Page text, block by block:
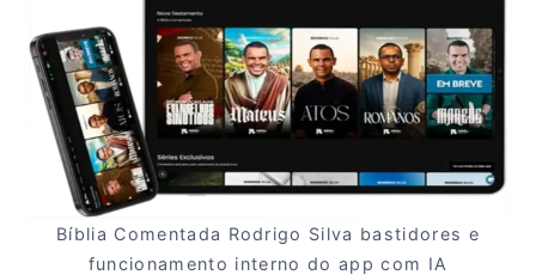
Bíblia Comentada Rodrigo Silva bastidores e
funcionamento interno do app com IA